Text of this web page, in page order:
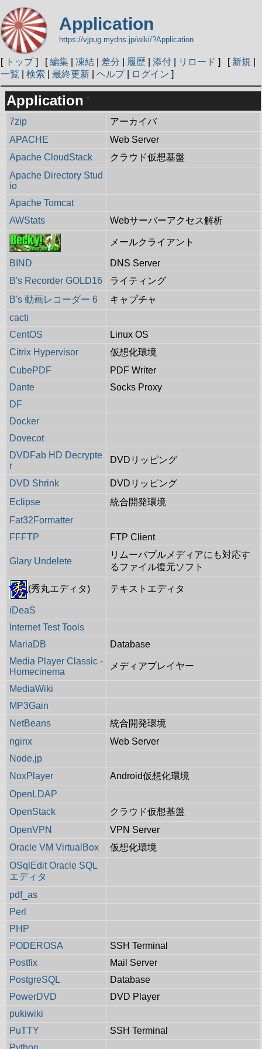
Application
https://vjpug.mydns.jp/wiki/?Application
[ トップ] [編集 凍結 差分 履歴 添付 リロード ] [ 新規
一覧
検索 最終更新 ヘルプ| ログイン ]
Application †
7zip
アーカイバ
APACHE
Web Server
Apache CloudStack
クラウド仮想基盤
Apache Directory Stud
io
Apache Tomcat
AWStats
Webサーバーアクセス解析
メールクライアント
BIND
DNS Server
B's Recorder GOLD16
ライティング
B's 動画レコーダー 6
キャプチャ
cacti
CentOS
Linux OS
Citrix Hypervisor
仮想化環境
CubePDF
PDF Writer
Dante
Socks Proxy
DF
Docker
Dovecot
DVDFab HD Decrypte
r
DVDリッピング
DVD Shrink
DVDリッピング
Eclipse
統合開発環境
Fat32Formatter
FFFTP
FTP Client
Glary Undelete
リムーバブルメディアにも対応す
るファイル復元ソフト
(秀丸エディタ) テキストエディタ
iDeaS
Internet Test Tools
MariaDB
Database
Media Player Classic -
Homecinema
メディアプレイヤー
MediaWiki
MP3Gain
NetBeans
統合開発環境
nginx
Web Server
Node.jp
NoxPlayer
Android仮想化環境
OpenLDAP
OpenStack
クラウド仮想基盤
OpenVPN
VPN Server
Oracle VM VirtualBox
仮想化環境
OSqlEdit Oracle SQL
エディタ
pdf_as
Perl
PHP
PODEROSA
SSH Terminal
Postfix
Mail Server
PostgreSQL
Database
PowerDVD
DVD Player
pukiwiki
PuTTY
SSH Terminal